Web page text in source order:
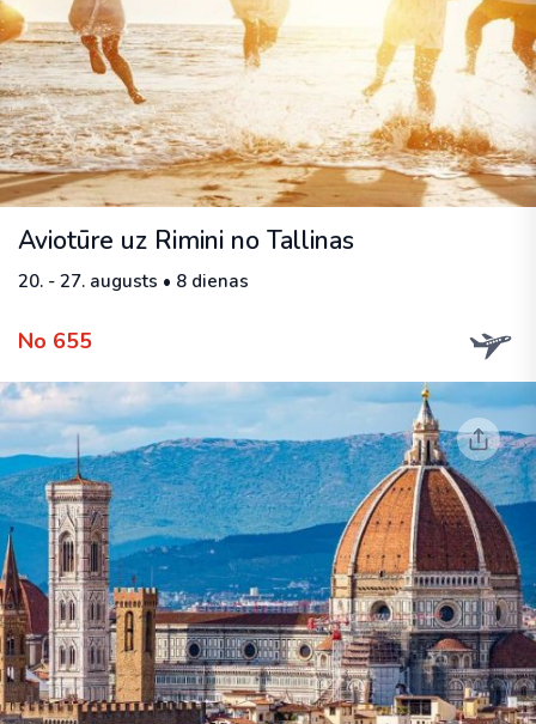
Aviotūre uz Rimini no Tallinas
20. - 27. augusts • 8 dienas
No 655